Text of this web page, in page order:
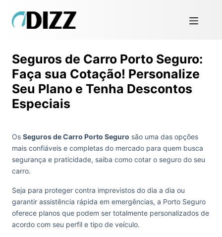
Seguros de Carro Porto Seguro:
Faça sua Cotação! Personalize
Seu Plano e Tenha Descontos
Especiais
Os Seguros de Carro Porto Seguro são uma das opções
mais confiáveis e completas do mercado para quem busca
segurança e praticidade, saiba como cotar o seguro do seu
carro.
Seja para proteger contra imprevistos do dia a dia ou
garantir assistência rápida em emergências, a Porto Seguro
oferece planos que podem ser totalmente personalizados de
acordo com seu perfil e tipo de veículo.